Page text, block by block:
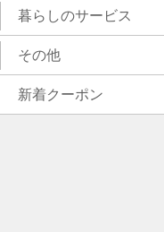
暮らしのサービス
その他
新着クーポン